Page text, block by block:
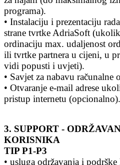
programa).
• Instalaciju i prezentaciju
strane tvrtke AdriaSoft
ordinaciju max. udaljenost
ili tvrtke partnera u cijeni, u
vidi popusti i uvjeti).
• Savjet za nabavu računalne
• Otvaranje e-mail adrese
pristup internetu (opcionalno).
3. SUPPORT -
KORISNIKA
TIP P1-P3
• usluga održavanja i